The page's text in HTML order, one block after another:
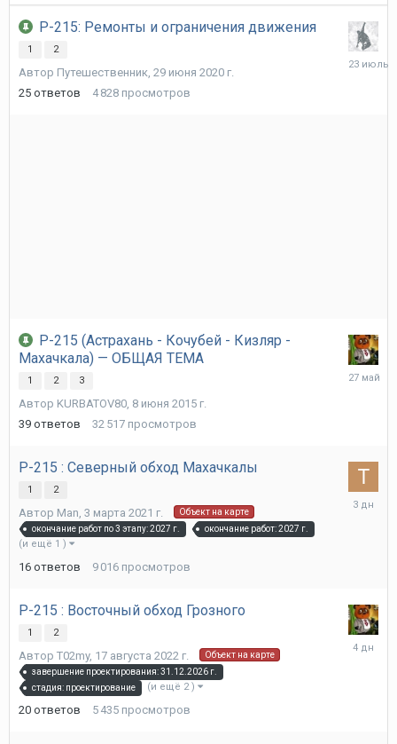
Р-215: Ремонты и ограничения движения
1 2
Автор Путешественник, 29 июня 2020 г.
25 ответов 4 828 просмотров
23
Р-215 (Астрахань - Кочубей - Кизляр -
Махачкала) — ОБЩАЯ ТЕМА
1 2 3
Автор KURBATOV80, 8 июня 2015 г.
39 ответов 32 517 просмотров
27
Р-215 : Северный обход Махачкалы
1 2
Автор Man, 3 марта 2021 г.
Объект на карте
окончание работ по 3 этапу: 2027 г.
окончание работ: 2027 г.
(и ещё 1 )
16 ответов 9 016 просмотров
Вторник
Р-215 : Восточный обход Грозного
1 2
Автор T02my, 17 августа 2022 г.
Объект на карте
завершение проектирования: 31.12.2026 г.
стадия: проектирование
(и ещё 2 )
20 ответов 5 435 просмотров
Вторник